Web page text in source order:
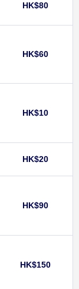
HK$80
HK$60
HK$10
HK$20
HK$90
HK$150